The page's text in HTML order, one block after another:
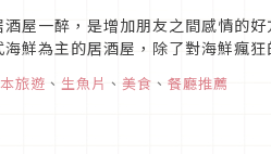
屋一醉，是增加朋友之間感情的
鮮為主的居酒屋，除了對海鮮瘋
旅遊 、 生魚片 、 美食 、 餐廳推薦